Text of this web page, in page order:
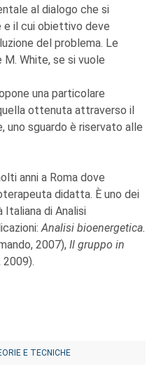
al dialogo che si
e il cui obiettivo deve
del problema. Le
White, se si vuole
una particolare
ottenuta attraverso il
uno sguardo è riservato alle
anni a Roma dove
didatta. È uno dei
di Analisi
Analisi bioenergetica.
2007), Il gruppo in
2009).
E TECNICHE